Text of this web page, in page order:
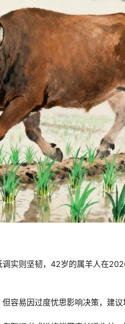
实则坚韧，42岁的属羊人在
容易因过度忧思影响决策，建